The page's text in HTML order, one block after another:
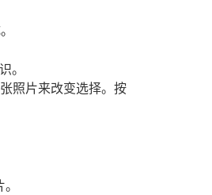
。
照片来改变选择。按